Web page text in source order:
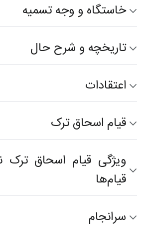
خاستگاه و وجه تسمیه
تاریخچه و شرح حال
اعتقادات
قیام اسحاق ترک
ویژگی قیام اسحاق
قیام‌ها
سرانجام